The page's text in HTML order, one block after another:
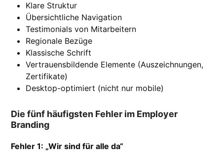
Klare Struktur
Übersichtliche Navigation
Testimonials von Mitarbeitern
Regionale Bezüge
Klassische Schrift
Vertrauensbildende Elemente (Auszeichnungen,
Zertifikate)
Desktop-optimiert (nicht nur mobile)
Die fünf häufigsten Fehler im Employer
Branding
Fehler 1: „Wir sind für alle da“